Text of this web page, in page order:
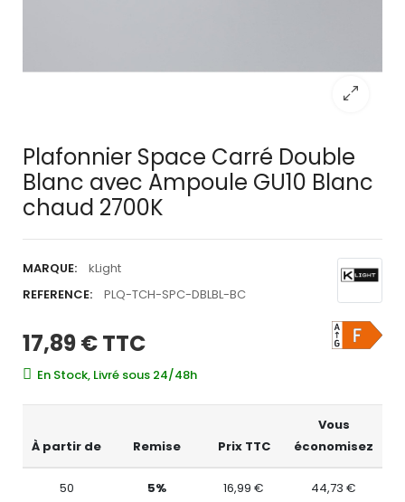
Plafonnier Space Carré Double
Blanc avec Ampoule GU10 Blanc
chaud 2700K
MARQUE:
kLight
REFERENCE:
PLQ-TCH-SPC-DBLBL-BC
17,89 €TTC
En Stock, Livré sous 24/48h
À partir de Remise Prix TTC
Vous
économisez
50 5% 16,99 € 44,73 €